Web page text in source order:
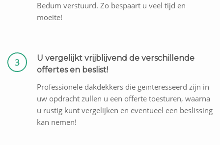
Bedum verstuurd. Zo bespaart u veel tijd en
moeite!
3
U vergelijkt vrijblijvend de verschillende
offertes en beslist!
Professionele dakdekkers die geïnteresseerd zijn in
uw opdracht zullen u een offerte toesturen, waarna
u rustig kunt vergelijken en eventueel een beslissing
kan nemen!